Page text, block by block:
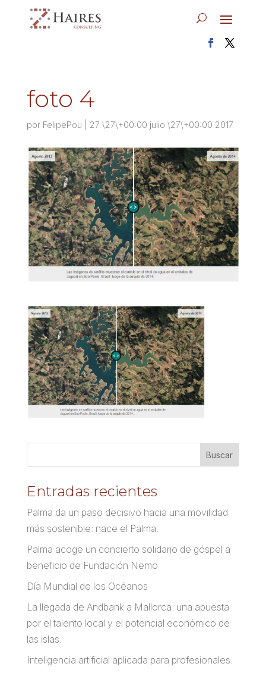
foto 4
por FelipePou 27 \27\+00:00 julio \27\+00:00 2017
Entradas recientes
Palma da un paso decisivo hacia una movilidad
más sostenible: nace el Palma.
Palma acoge un concierto solidario de góspel a
beneficio de Fundación Nemo
Día Mundial de los Océanos
La llegada de Andbank a Mallorca: una apuesta
por el talento local y el potencial económico de
las islas.
Inteligencia artificial aplicada para profesionales.